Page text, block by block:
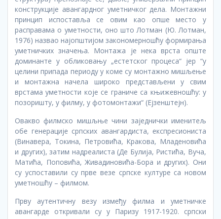
конструкције авангардног уметничког дела. Монтажни
принцип испоставља се овим као опше место у
расправама о уметности, оно што Лотман (Ю. Лотман,
1976) назвао најопштијом закономерношћу формирања
уметничких значења. Монтажа је нека врста опште
доминанте у обликовању „естетског процеса“ јер “у
целини припада периоду у коме су монтажно мишљење
и монтажна начела широко представљени у свим
врстама уметности које се граниче са књижевношћу: у
позоришту, у филму, у фотомонтажи“ (Ејзенштејн).
Овакво филмско мишљње чини заједнички именитељ
обе генерације српских авангардиста, експресиониста
(Винавера, Токина, Петровића, Кракова, Младеновића
и других), затим надреалиста (Де Булија, Ристића, Вуча,
Матића, Поповића, Живадиновића-Бора и других). Они
су успоставили су прве везе српске културе са новом
уметношћу – филмом.
Прву аутентичну везу између филма и уметничке
авангарде откривали су у Паризу 1917-1920. српски